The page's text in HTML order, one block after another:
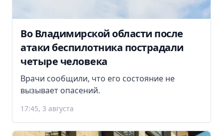
Во Владимирской области после
атаки беспилотника пострадали
четыре человека
Врачи сообщили, что его состояние не
вызывает опасений.
17:45, 3 августа